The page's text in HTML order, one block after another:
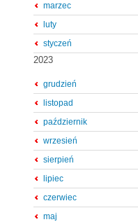
marzec
luty
styczeń
2023
grudzień
listopad
październik
wrzesień
sierpień
lipiec
czerwiec
maj